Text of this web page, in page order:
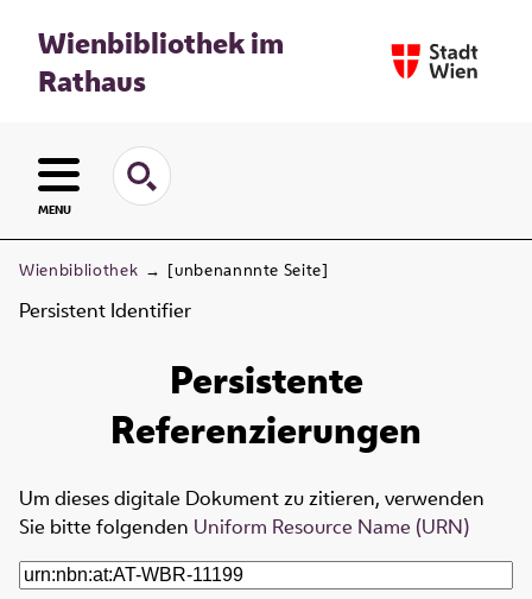
Wienbibliothek im
Rathaus
MENU
Wienbibliothek → [unbenannnte Seite]
Persistent Identifier
Persistente
Referenzierungen
Um dieses digitale Dokument zu zitieren, verwenden
Sie bitte folgenden Uniform Resource Name (URN)